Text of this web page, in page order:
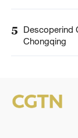
5
Descoperind
Chongqing